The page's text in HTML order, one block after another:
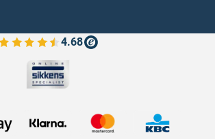
4.68
Bekijk de verfplaza beoordelingen